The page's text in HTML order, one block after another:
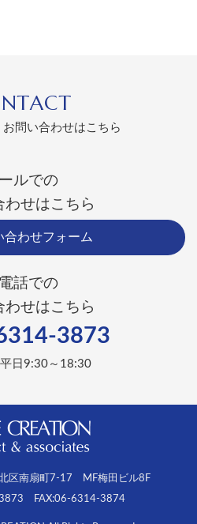
問い合わせはこちら
ルでの
わせはこちら
合わせフォーム
話での
わせはこちら
3873
日9:30～18:30
区南扇町7-17 MF梅田ビル8F
FAX:06-6314-3874